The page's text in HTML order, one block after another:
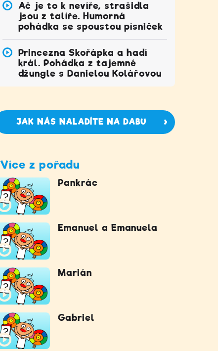
Ač je to k nevíře, strašidla
jsou z talíře. Humorná
pohádka se spoustou písniček
Princezna Skořápka a hadí
král. Pohádka z tajemné
džungle s Danielou Kolářovou
JAK NÁS NALADÍTE NA DABU
Více z pořadu
Pankrác
Emanuel a Emanuela
Marián
Gabriel